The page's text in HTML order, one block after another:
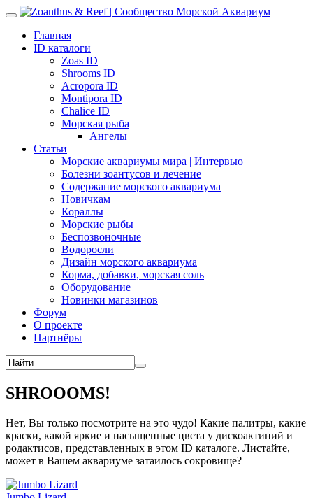
Главная
ID каталоги
Zoas ID
Shrooms ID
Acropora ID
Montipora ID
Chalice ID
Морская рыба
Ангелы
Статьи
Морские аквариумы мира | Интервью
Болезни зоантусов и лечение
Содержание морского аквариума
Новичкам
Кораллы
Морские рыбы
Беспозвоночные
Водоросли
Дизайн морского аквариума
Корма, добавки, морская соль
Оборудование
Новинки магазинов
Форум
О проекте
Партнёры
SHROOOMS!
Нет, Вы только посмотрите на это чудо! Какие палитры, какие
краски, какой яркие и насыщенные цвета у дискоактиний и
родактисов, представленных в этом ID каталоге. Листайте,
может в Вашем аквариуме затаилось сокровище?